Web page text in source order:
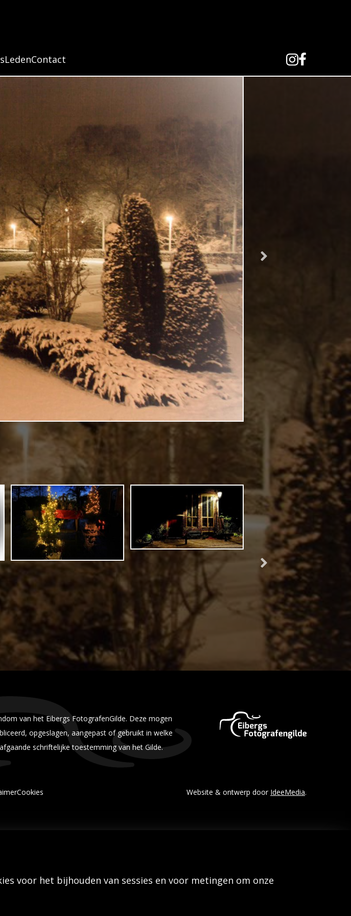
LedenContact
van het Eibergs FotografenGilde. Deze mogen
opgeslagen, aangepast of gebruikt in welke
schriftelijke toestemming van het Gilde.
Cookies Website & ontwerp door IdeeMedia.
voor het bijhouden van sessies en voor metingen om onze